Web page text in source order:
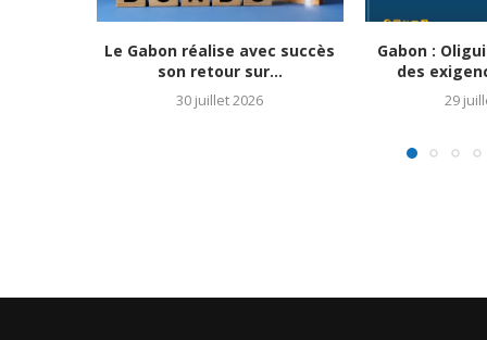
Le Gabon réalise avec succès
son retour sur...
30 juillet 2026
Gabon :
des
29